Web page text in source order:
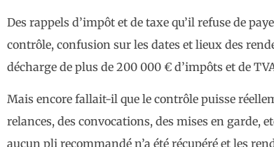
Des rappels d’impôt et de taxe qu’il refuse de
contrôle, confusion sur les dates et lieux des
décharge de plus de 200 000 € d’impôts et de
Mais encore fallait-il que le contrôle puisse
relances, des convocations, des mises en garde,
aucun pli recommandé n’a été récupéré et les